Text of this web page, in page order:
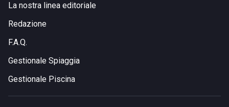
La nostra linea editoriale
Redazione
F.A.Q.
Gestionale Spiaggia
Gestionale Piscina